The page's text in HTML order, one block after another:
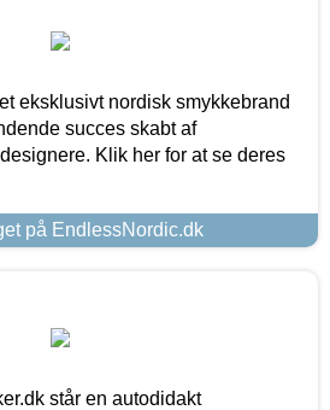
eksklusivt nordisk smykkebrand
succes skabt af
Klik her for at se deres
på EndlessNordic.dk
står en autodidakt